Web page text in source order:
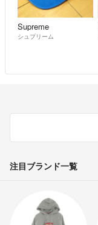
Supreme
シュプリーム
注目ブランド一覧